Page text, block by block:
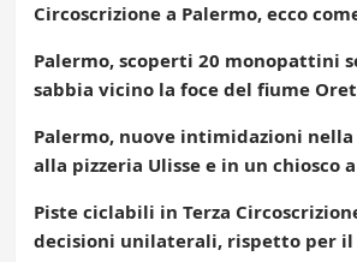
Circoscrizione a Palermo, ecco
Palermo, scoperti 20 monopattini
sabbia vicino la foce del fiume
Palermo, nuove intimidazioni
alla pizzeria Ulisse e in un chiosco
Piste ciclabili in Terza
decisioni unilaterali, rispetto per